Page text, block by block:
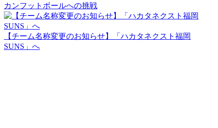
カンフットボールへの挑戦
【チーム名称変更のお知らせ】「ハカタネクスト福岡
SUNS」へ